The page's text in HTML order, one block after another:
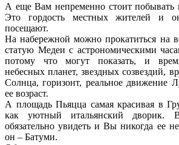
А еще Вам непременно стоит побывать
Это гордость местных жителей и
посещают.
На набережной можно прокатиться на
статую Медеи с астрономическими
потому что могут показать, и
небесных планет, звездных созвездий,
Солнца, горизонт, реальное движение
ее возраст.
А площадь Пьяцца самая красивая в
как уютный итальянский дворик.
обязательно увидеть и Вы никогда ее
он – Батуми.